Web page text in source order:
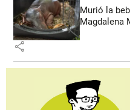
Murió la
Magdalena
share